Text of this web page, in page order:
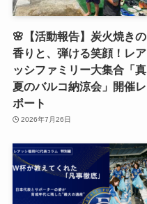
🌸【活動報告】炭火焼きの
香りと、弾ける笑顔！レア
ッシファミリー大集合「真
夏のバルコ納涼会」開催レ
ポート
2026年7月26日